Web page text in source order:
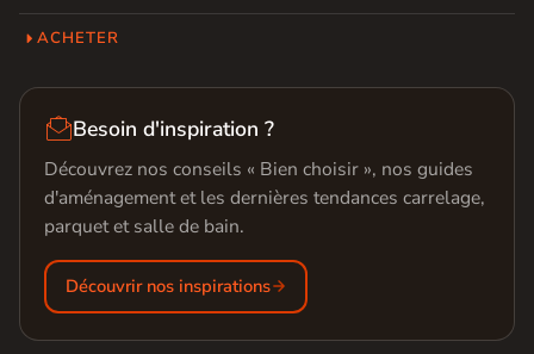
ACHETER
Besoin d'inspiration ?
Découvrez nos conseils « Bien choisir », nos guides
d'aménagement et les dernières tendances carrelage,
parquet et salle de bain.
Découvrir nos inspirations